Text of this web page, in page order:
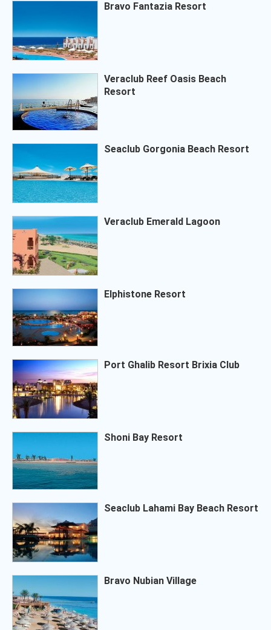
Bravo Fantazia Resort
Veraclub Reef Oasis Beach
Resort
Seaclub Gorgonia Beach Resort
Veraclub Emerald Lagoon
Elphistone Resort
Port Ghalib Resort Brixia Club
Shoni Bay Resort
Seaclub Lahami Bay Beach Resort
Bravo Nubian Village